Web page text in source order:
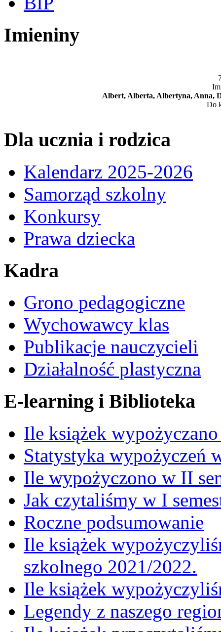
Imieniny
Albert, Alberta, Albertyna, Anna,
Do
Dla ucznia i rodzica
Kalendarz 2025-2026
Samorząd szkolny
Konkursy
Prawa dziecka
Kadra
Grono pedagogiczne
Wychowawcy klas
Publikacje nauczycieli
Działalność plastyczna
E-learning i Biblioteka
Ile książek
Statystyka wypożyczeń
Ile wypożyczono w II
Jak czytaliśmy w I
Roczne podsumowanie
Ile książek
szkolnego 2021/2022.
Ile książek
Legendy z naszego